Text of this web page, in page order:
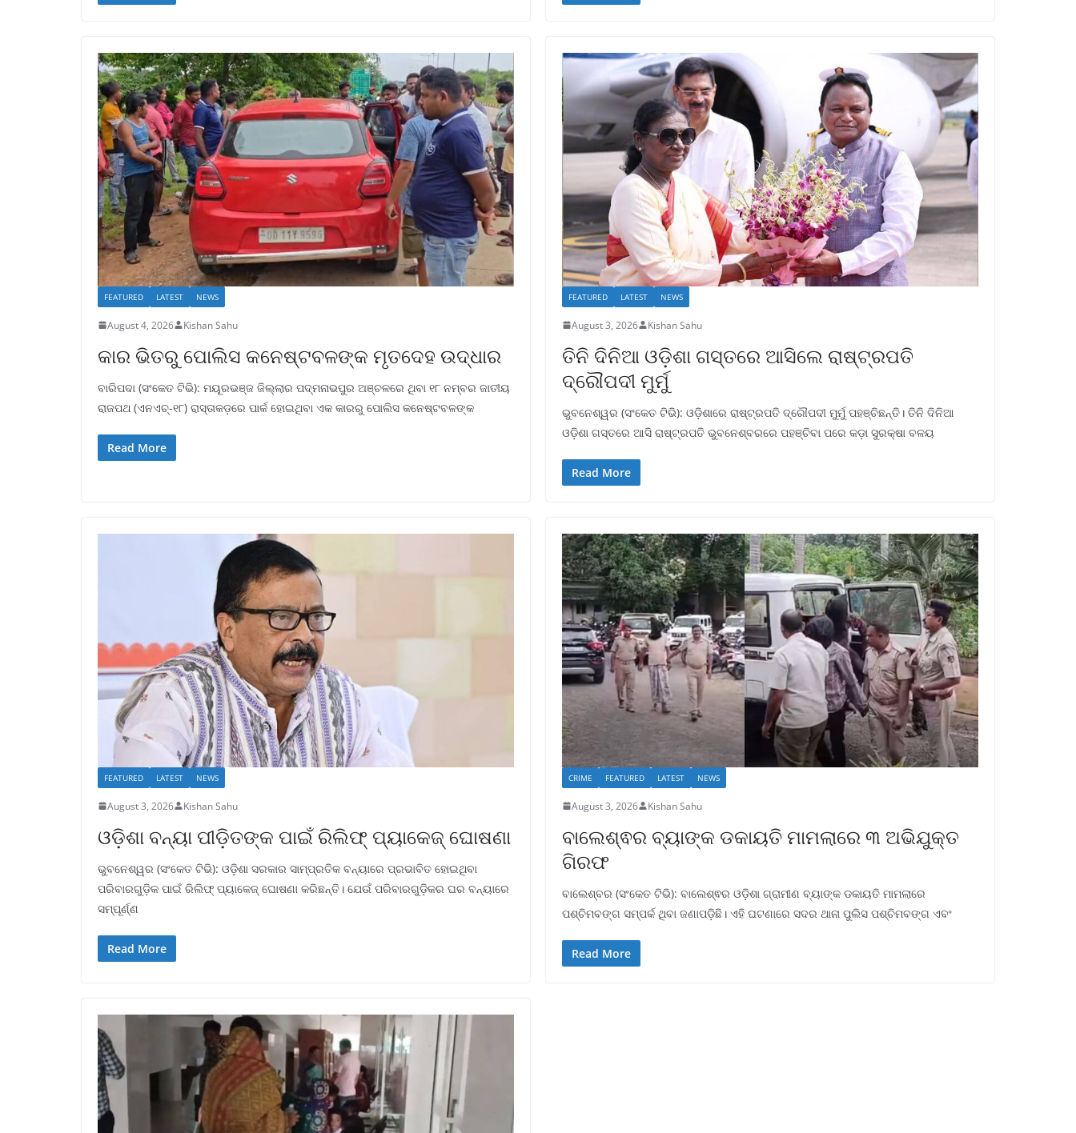
FEATURED LATEST NEWS
August 4, 2026 Kishan Sahu
କାର ଭିତରୁ ପୋଲିସ କନେଷ୍ଟବଳଙ୍କ ମୃତଦେହ ଉଦ୍ଧାର
ବାରିପଦା (ସଂକେତ ଟିଭି): ମୟୂରଭଞ୍ଜ ଜିଲ୍ଲାର ପଦ୍ମନାଭପୁର ଅଞ୍ଚଳରେ ଥିବା ୧୮ ନମ୍ବର ଜାତୀୟ
ରାଜପଥ (ଏନଏଚ୍-୧୮) ରାସ୍ତାକଡ଼ରେ ପାର୍କ ହୋଇଥିବା ଏକ କାରରୁ ପୋଲିସ କନେଷ୍ଟବଳଙ୍କ
Read More
FEATURED LATEST NEWS
August 3, 2026 Kishan Sahu
ତିନି ଦିନିଆ ଓଡ଼ିଶା ଗସ୍ତରେ ଆସିଲେ ରାଷ୍ଟ୍ରପତି
ଦ୍ରୌପଦୀ ମୁର୍ମୁ
ଭୁବନେଶ୍ୱର (ସଂକେତ ଟିଭି): ଓଡ଼ିଶାରେ ରାଷ୍ଟ୍ରପତି ଦ୍ରୌପଦୀ ମୁର୍ମୁ ପହଞ୍ଚିଛନ୍ତି। ତିନି ଦିନିଆ
ଓଡ଼ିଶା ଗସ୍ତରେ ଆସି ରାଷ୍ଟ୍ରପତି ଭୁବନେଶ୍ବରରେ ପହଞ୍ଚିବା ପରେ କଡ଼ା ସୁରକ୍ଷା ବଳୟ
Read More
FEATURED LATEST NEWS
August 3, 2026 Kishan Sahu
ଓଡ଼ିଶା ବନ୍ୟା ପୀଡ଼ିତଙ୍କ ପାଇଁ ରିଲିଫ୍ ପ୍ୟାକେଜ୍ ଘୋଷଣା
ଭୁବନେଶ୍ୱର (ସଂକେତ ଟିଭି): ଓଡ଼ିଶା ସରକାର ସାମ୍ପ୍ରତିକ ବନ୍ୟାରେ ପ୍ରଭାବିତ ହୋଇଥିବା
ପରିବାରଗୁଡ଼ିକ ପାଇଁ ରିଲିଫ୍ ପ୍ୟାକେଜ୍ ଘୋଷଣା କରିଛନ୍ତି। ଯେଉଁ ପରିବାରଗୁଡ଼ିକର ଘର ବନ୍ୟାରେ
ସମ୍ପୂର୍ଣ୍ଣ
Read More
CRIME FEATURED LATEST NEWS
August 3, 2026 Kishan Sahu
ବାଲେଶ୍ଵର ବ୍ୟାଙ୍କ ଡକାୟତି ମାମଲାରେ ୩ ଅଭିଯୁକ୍ତ
ଗିରଫ
ବାଲେଶ୍ବର (ସଂକେତ ଟିଭି): ବାଲେଶ୍ଵର ଓଡ଼ିଶା ଗ୍ରାମୀଣ ବ୍ୟାଙ୍କ ଡକାୟତି ମାମଲାରେ
ପଶ୍ଚିମବଙ୍ଗ ସମ୍ପର୍କ ଥିବା ଜଣାପଡ଼ିଛି। ଏହି ଘଟଣାରେ ସଦର ଥାନା ପୁଲିସ ପଶ୍ଚିମବଙ୍ଗ ଏବଂ
Read More